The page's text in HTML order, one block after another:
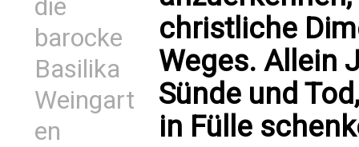
die
barocke
Basilika
Weingart
en
christliche
Weges. Allein
Sünde und
in Fülle